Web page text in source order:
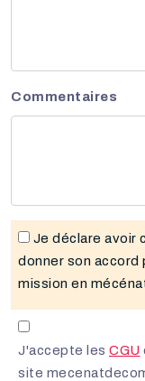
Commentaires
Je déclare avoir
donner son accord
mission en
J'accepte les CGU
site